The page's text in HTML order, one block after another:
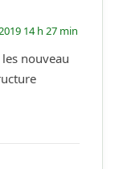
14 h 27 min
les nouveau